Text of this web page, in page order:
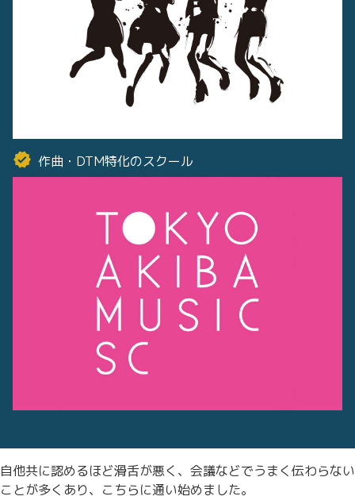
作曲・DTM特化のスクール
自他共に認めるほど滑舌が悪く、会議などでうまく伝わらない
ことが多くあり、こちらに通い始めました。